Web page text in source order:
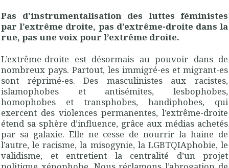
Pas d’instrumentalisation des luttes féministes
par l’extrême droite, pas d’extrême-droite dans la
rue, pas une voix pour l’extrême droite.
L’extrême-droite est désormais au pouvoir dans de
nombreux pays. Partout, les immigré-es et migrant-es
sont réprimé-es. Des masculinistes aux racistes,
islamophobes et antisémites, lesbophobes,
homophobes et transphobes, handiphobes, qui
exercent des violences permanentes, l’extrême-droite
étend sa sphère d’influence, grâce aux médias achetés
par sa galaxie. Elle ne cesse de nourrir la haine de
l’autre, le racisme, la misogynie, la LGBTQIAphobie, le
validisme, et entretient la centralité d’un projet